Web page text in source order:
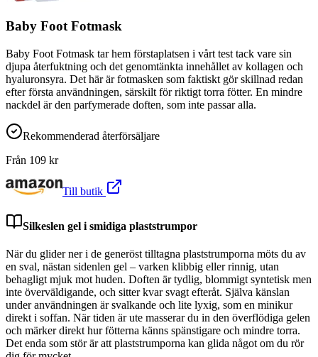
Baby Foot Fotmask
Baby Foot Fotmask tar hem förstaplatsen i vårt test tack vare sin
djupa återfuktning och det genomtänkta innehållet av kollagen och
hyaluronsyra. Det här är fotmasken som faktiskt gör skillnad redan
efter första användningen, särskilt för riktigt torra fötter. En mindre
nackdel är den parfymerade doften, som inte passar alla.
Rekommenderad återförsäljare
Från 109 kr
Till butik
Silkeslen gel i smidiga plaststrumpor
När du glider ner i de generöst tilltagna plaststrumporna möts du av
en sval, nästan sidenlen gel – varken klibbig eller rinnig, utan
behagligt mjuk mot huden. Doften är tydlig, blommigt syntetisk men
inte överväldigande, och sitter kvar svagt efteråt. Själva känslan
under användningen är svalkande och lite lyxig, som en minikur
direkt i soffan. När tiden är ute masserar du in den överflödiga gelen
och märker direkt hur fötterna känns spänstigare och mindre torra.
Det enda som stör är att plaststrumporna kan glida något om du rör